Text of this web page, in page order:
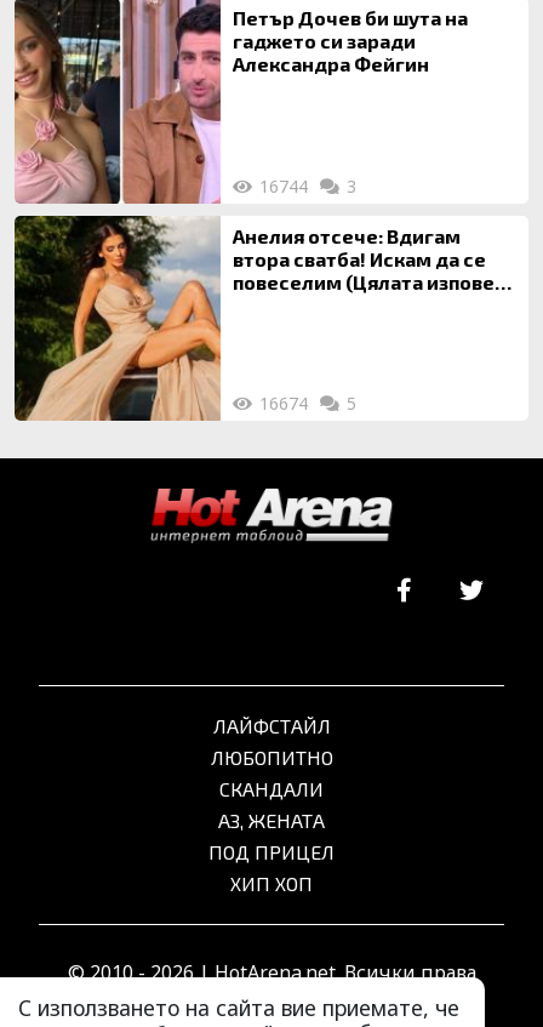
Петър Дочев би шута на
гаджето си заради
Александра Фейгин
16744 3
Анелия отсече: Вдигам
втора сватба! Искам да се
повеселим (Цялата изповед
16674 5
С използването на сайта вие приемате, че
ЛАЙФСТАЙЛ
ЛЮБОПИТНО
СКАНДАЛИ
АЗ, ЖЕНАТА
ПОД ПРИЦЕЛ
ХИП ХОП
© 2010 - 2026 | HotArena.net. Всички права
запазени.